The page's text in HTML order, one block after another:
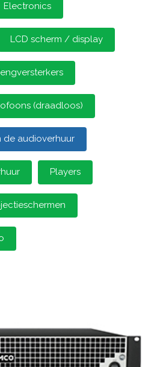
Electronics
LCD scherm / display
(draadloos)
de audioverhuur
Players